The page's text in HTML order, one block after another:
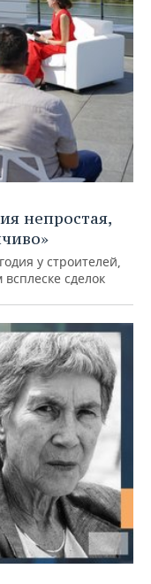
непростая,
у строителей,
сделок